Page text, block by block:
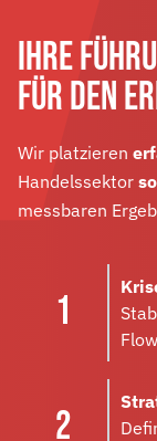
IHRE
FÜR DEN
Wir platzieren
Handelssektor
messbaren